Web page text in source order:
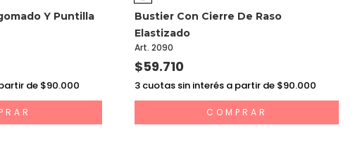
Y Puntilla
de $90.000
Bustier Con Cierre De Raso
Elastizado
Art. 2090
$59.710
3 cuotas sin interés a partir de $90.000
COMPRAR